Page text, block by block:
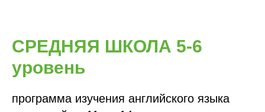
СРЕДНЯЯ ШКОЛА 5-6
уровень
программа изучения английского языка